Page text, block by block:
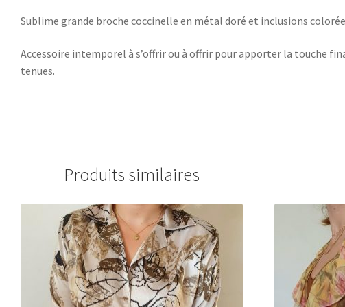
Sublime grande broche coccinelle en métal doré et inclusions
Accessoire intemporel à s’offrir ou à offrir pour apporter la touche
tenues.
Produits similaires